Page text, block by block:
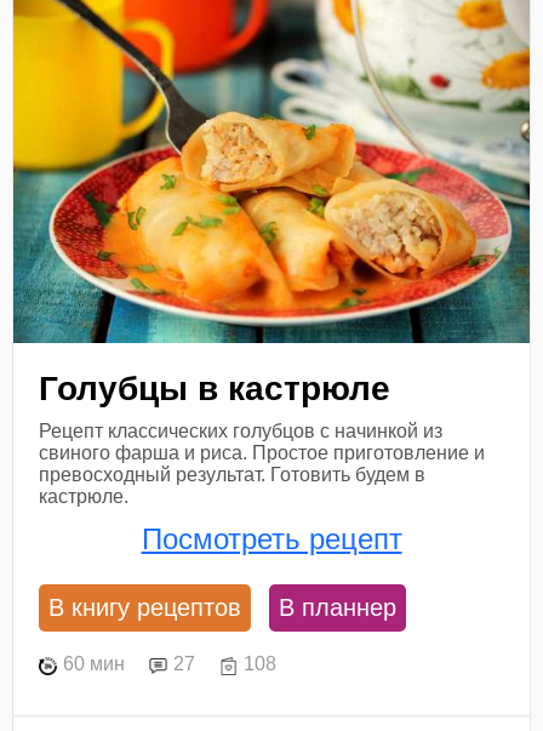
Голубцы в кастрюле
Рецепт классических голубцов с начинкой из
свиного фарша и риса. Простое приготовление и
превосходный результат. Готовить будем в
кастрюле.
Посмотреть рецепт
В книгу рецептов В планнер
60 мин 27 108